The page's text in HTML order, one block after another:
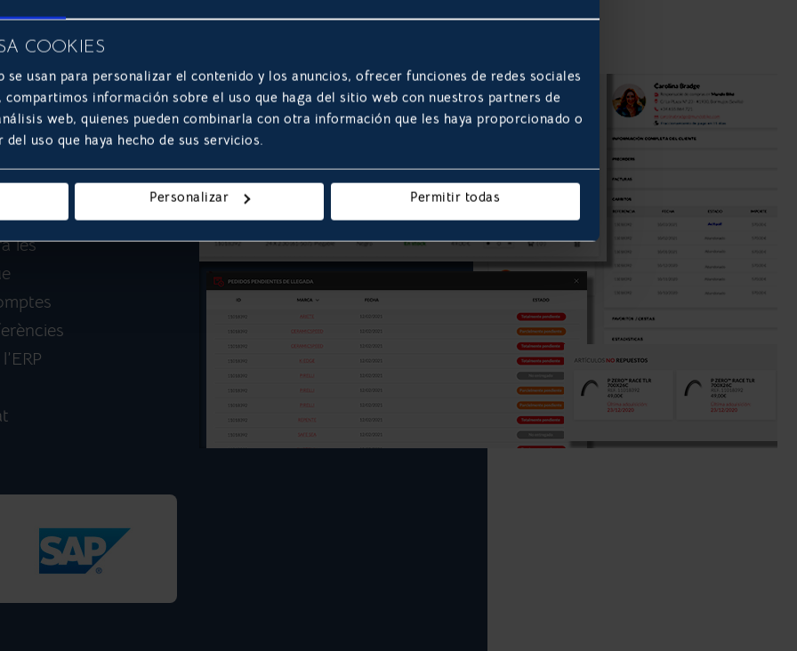
COOKIES
se usan para personalizar el contenido y los anuncios, ofrecer funciones de redes sociales
información sobre el uso que haga del sitio web con nuestros partners de
web, quienes pueden combinarla con otra información que les haya proporcionado o
uso que haya hecho de sus servicios.
Personalizar Permitir todas
de
en
les